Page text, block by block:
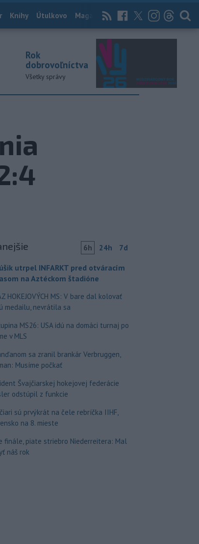
Knihy Útulkovo Magazín News Now Archív
Rok
dobrovoľníctva
Všetky správy
6h 24h 7d
utrpel INFARKT pred otváracím
na Aztéckom štadióne
HOKEJOVÝCH MS: V bare dal kolovať
medailu, nevrátila sa
MS26: USA idú na domáci turnaj po
v MLS
sa zranil brankár Verbruggen,
Musíme počkať
Švajčiarskej hokejovej federácie
odstúpil z funkcie
sú prvýkrát na čele rebríčka IIHF,
na 8. mieste
finále, piate striebro Niederreitera: Mal
náš rok